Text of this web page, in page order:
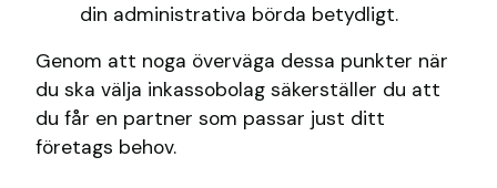
din administrativa börda betydligt.
Genom att noga överväga dessa punkter när
du ska välja inkassobolag säkerställer du att
du får en partner som passar just ditt
företags behov.